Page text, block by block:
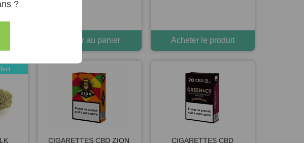
Ajouter au panier Acheter le produit
CIGARETTES CBD ZION
CIGARETTES CBD
?